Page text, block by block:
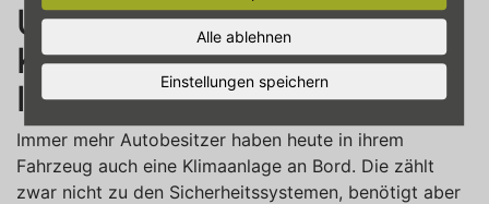
Alle ablehnen
Einstellungen speichern
Unser Klimaservice – für
Komfort und freie Sicht in
Ihrem Auto
Immer mehr Autobesitzer haben heute in ihrem
Fahrzeug auch eine Klimaanlage an Bord. Die zählt
zwar nicht zu den Sicherheitssystemen, benötigt aber